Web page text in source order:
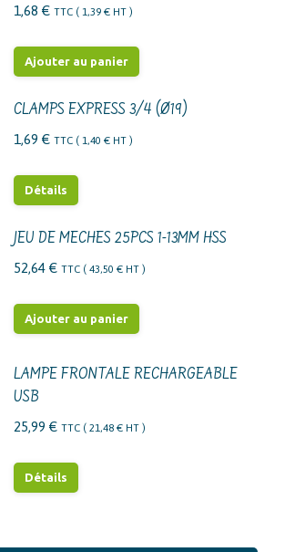
produit
1,68 € TTC ( 1,39 € HT )
Ajouter au panier
CLAMPS EXPRESS 3/4 (Ø19)
1,69 € TTC ( 1,40 € HT )
Détails
JEU DE MECHES 25PCS 1-13MM HSS
52,64 € TTC ( 43,50 € HT )
Ajouter au panier
LAMPE FRONTALE RECHARGEABLE
USB
25,99 € TTC ( 21,48 € HT )
Détails